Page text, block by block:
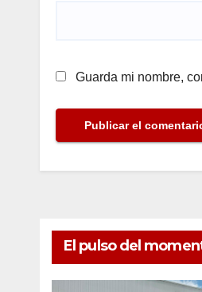
Guarda mi nombre,
El pulso del